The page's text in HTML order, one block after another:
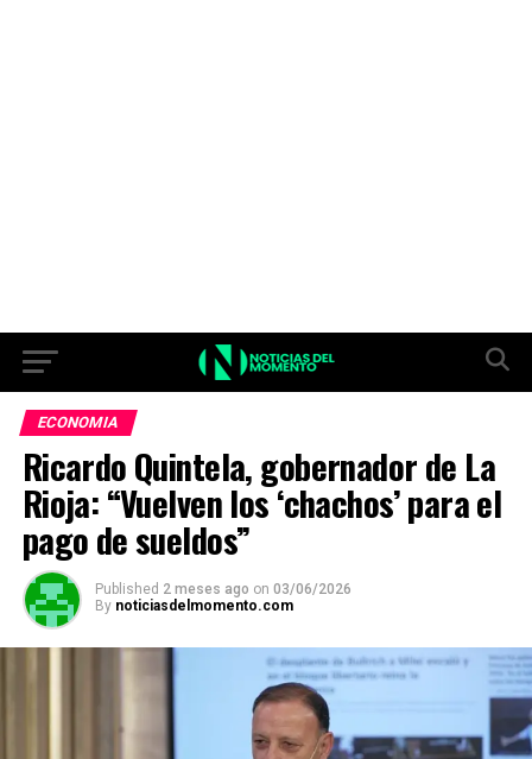
ECONOMIA
Ricardo Quintela, gobernador de La
Rioja: “Vuelven los ‘chachos’ para el
pago de sueldos”
Published 2 meses ago on 03/06/2026
By noticiasdelmomento.com